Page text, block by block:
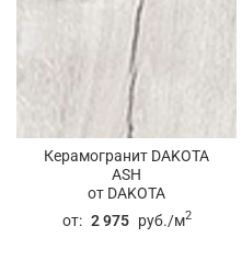
Керамогранит DAKOTA
ASH
от DAKOTA
от: 2 975 руб./м2